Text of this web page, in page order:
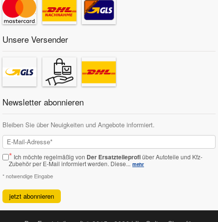
Unsere Versender
Newsletter abonnieren
Bleiben Sie über Neuigkeiten und Angebote informiert.
* Ich möchte regelmäßig von Der Ersatzteileprofiüber Autoteile und Kfz-
Zubehör per E-Mail informiert werden. Diese... mehr
* notwendige Eingabe
jetzt abonnieren